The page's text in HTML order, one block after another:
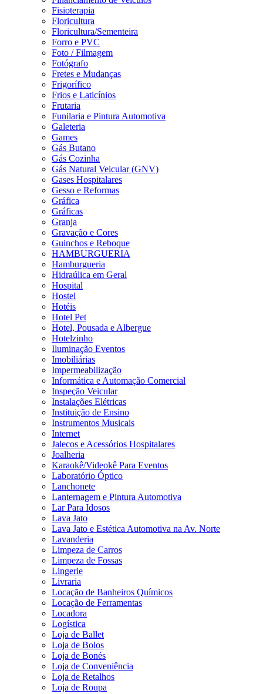
Fisioterapia
Floricultura
Floricultura/Sementeira
Forro e PVC
Foto / Filmagem
Fotógrafo
Fretes e Mudanças
Frigorífico
Frios e Laticínios
Frutaria
Funilaria e Pintura Automotiva
Galeteria
Games
Gás Butano
Gás Cozinha
Gás Natural Veicular (GNV)
Gases Hospitalares
Gesso e Reformas
Gráfica
Gráficas
Granja
Gravação e Cores
Guinchos e Reboque
HAMBURGUERIA
Hamburgueria
Hidraúlica em Geral
Hospital
Hostel
Hotéis
Hotel Pet
Hotel, Pousada e Albergue
Hotelzinho
Iluminação Eventos
Imobiliárias
Impermeabilização
Informática e Automação Comercial
Inspeção Veicular
Instalações Elétricas
Instituição de Ensino
Instrumentos Musicais
Internet
Jalecos e Acessórios Hospitalares
Joalheria
Karaokê/Videokê Para Eventos
Laboratório Óptico
Lanchonete
Lanternagem e Pintura Automotiva
Lar Para Idosos
Lava Jato
Lava Jato e Estética Automotiva na Av. Norte
Lavanderia
Limpeza de Carros
Limpeza de Fossas
Lingerie
Livraria
Locação de Banheiros Químicos
Locação de Ferramentas
Locadora
Logística
Loja de Ballet
Loja de Bolos
Loja de Bonés
Loja de Conveniência
Loja de Retalhos
Loja de Roupa